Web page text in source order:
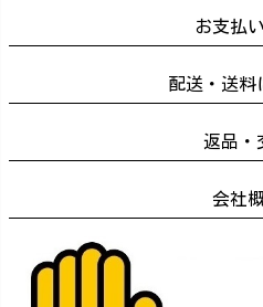
お支払
配送・送料
返品・
会社